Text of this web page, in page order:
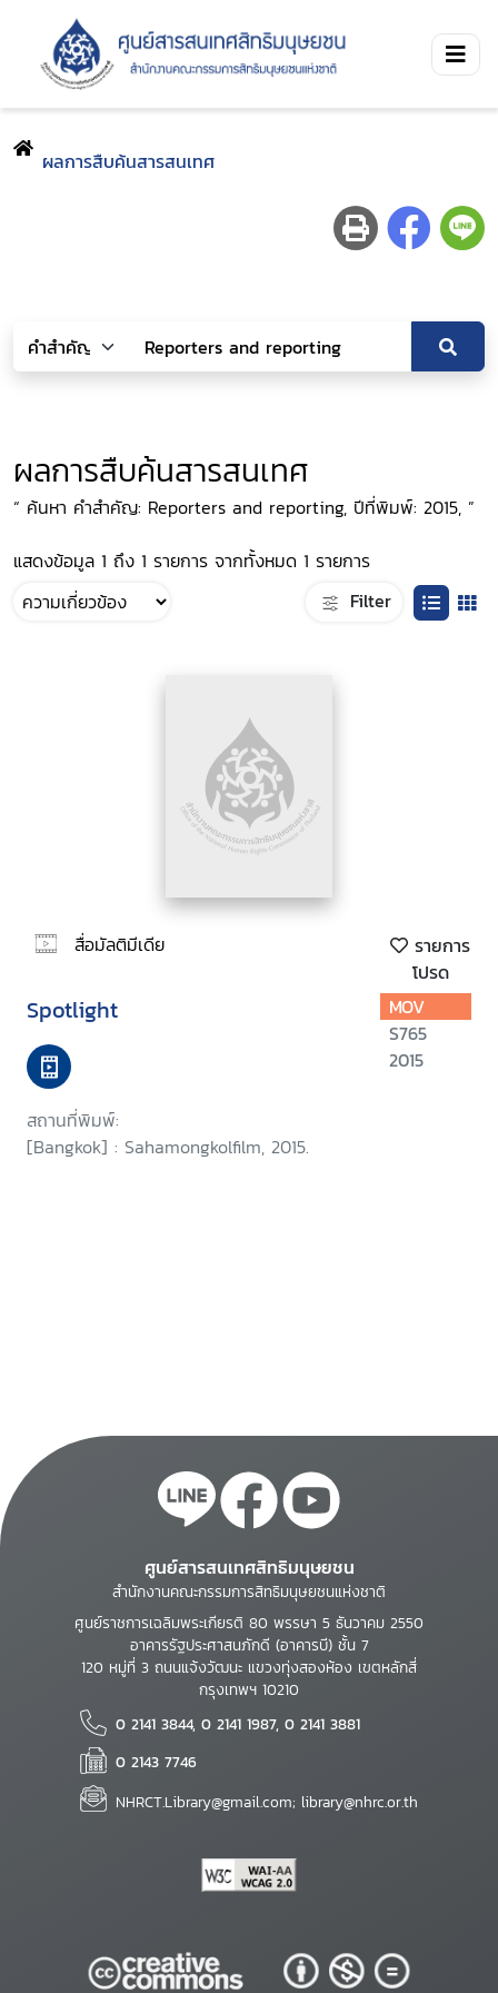
ผลการสืบค้นสารสนเทศ
ผลการสืบค้นสารสนเทศ
“ ค้นหา คำสำคัญ: Reporters and reporting, ปีที่พิมพ์: 2015, ”
แสดงข้อมูล 1 ถึง 1 รายการ จากทั้งหมด 1 รายการ
Filter
สื่อมัลติมีเดีย
รายการ
โปรด
Spotlight
สถานที่พิมพ์:
[Bangkok] : Sahamongkolfilm, 2015.
MOV
S765
2015
ศูนย์สารสนเทศสิทธิมนุษยชน
สำนักงานคณะกรรมการสิทธิมนุษยชนแห่งชาติ
ศูนย์ราชการเฉลิมพระเกียรติ 80 พรรษา 5 ธันวาคม 2550
อาคารรัฐประศาสนภักดี (อาคารบี) ชั้น 7
120 หมู่ที่ 3 ถนนแจ้งวัฒนะ แขวงทุ่งสองห้อง เขตหลักสี่
กรุงเทพฯ 10210
0 2141 3844, 0 2141 1987, 0 2141 3881
0 2143 7746
NHRCT.Library@gmail.com; library@nhrc.or.th